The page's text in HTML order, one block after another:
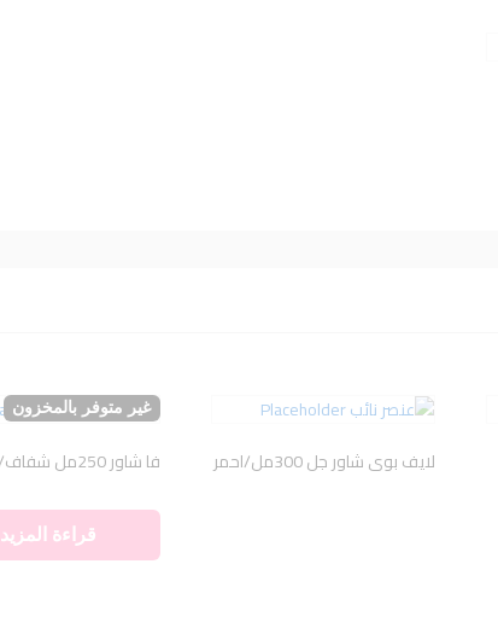
لايف بوى شاور جل 300مل/احمر
غير متوفر بالمخزون
فا شاور 250مل شفاف/جوزهند
قراءة المزيد